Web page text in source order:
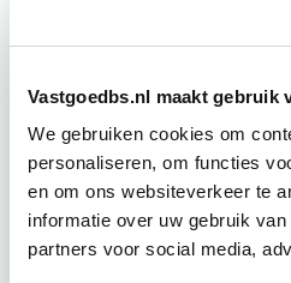
Vastgoedbs.nl maakt gebruik
We gebruiken cookies om
personaliseren, om functies
en om ons websiteverkeer te
informatie over uw gebruik
partners voor social media,
Business Case
Tijdens deze opleiding leer
vastgoedprojecten te
verbeteren. De
komen voorbij, waarbij de…